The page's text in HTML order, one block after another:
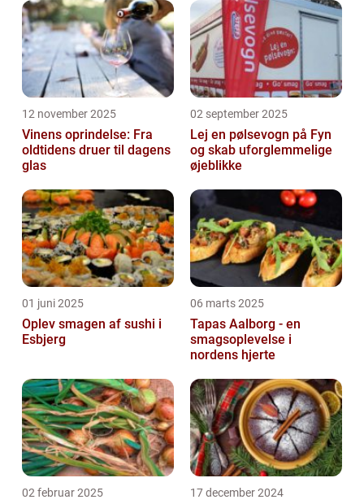
12 november 2025
Vinens oprindelse: Fra
oldtidens druer til dagens
glas
02 september 2025
Lej en pølsevogn på Fyn
og skab uforglemmelige
øjeblikke
01 juni 2025
Oplev smagen af sushi i
Esbjerg
06 marts 2025
Tapas Aalborg - en
smagsoplevelse i
nordens hjerte
02 februar 2025 17 december 2024